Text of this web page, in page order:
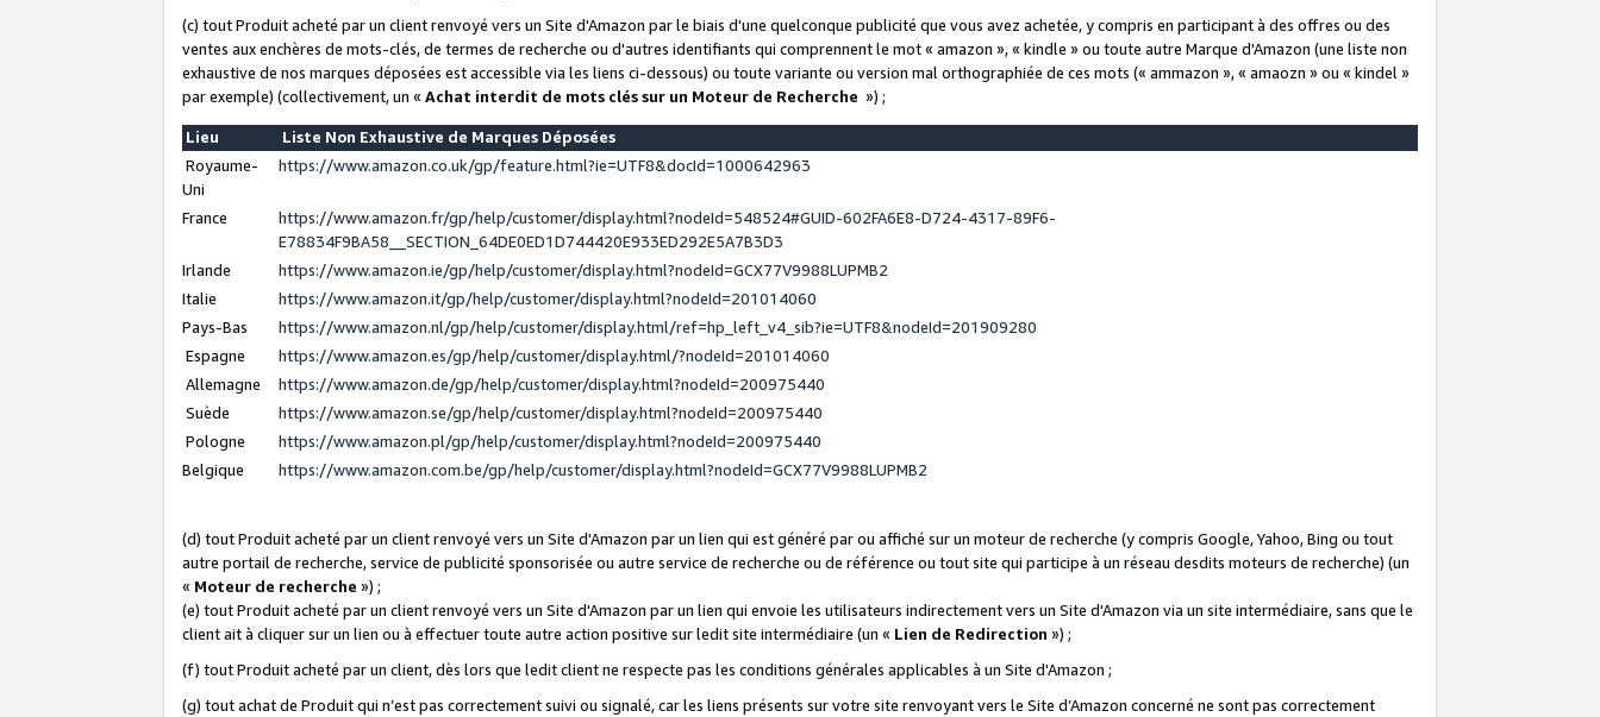
(c) tout Produit acheté par un client renvoyé vers un Site d'Amazon par le biais d'une quelconque publicité que vous avez achetée, y compris en participant à des offres ou des
ventes aux enchères de mots-clés, de termes de recherche ou d'autres identifiants qui comprennent le mot « amazon », « kindle » ou toute autre Marque d'Amazon (une liste non
exhaustive de nos marques déposées est accessible via les liens ci-dessous) ou toute variante ou version mal orthographiée de ces mots (« ammazon », « amaozn » ou « kindel »
par exemple) (collectivement, un « Achat interdit de mots clés sur un Moteur de Recherche ») ;
Lieu
Liste Non Exhaustive de Marques Déposées
Royaume-
Uni
https://www.amazon.co.uk/gp/feature.html?ie=UTF8&docId=1000642963
France
https://www.amazon.fr/gp/help/customer/display.html?nodeId=548524#GUID-602FA6E8-D724-4317-89F6-
E78834F9BA58__SECTION_64DE0ED1D744420E933ED292E5A7B3D3
Irlande
https://www.amazon.ie/gp/help/customer/display.html?nodeId=GCX77V9988LUPMB2
Italie
https://www.amazon.it/gp/help/customer/display.html?nodeId=201014060
Pays-Bas
https://www.amazon.nl/gp/help/customer/display.html/ref=hp_left_v4_sib?ie=UTF8&nodeId=201909280
Espagne
https://www.amazon.es/gp/help/customer/display.html/?nodeId=201014060
Allemagne
https://www.amazon.de/gp/help/customer/display.html?nodeId=200975440
Suède
https://www.amazon.se/gp/help/customer/display.html?nodeId=200975440
Pologne
https://www.amazon.pl/gp/help/customer/display.html?nodeId=200975440
Belgique
https://www.amazon.com.be/gp/help/customer/display.html?nodeId=GCX77V9988LUPMB2
(d) tout Produit acheté par un client renvoyé vers un Site d'Amazon par un lien qui est généré par ou affiché sur un moteur de recherche (y compris Google, Yahoo, Bing ou tout
autre portail de recherche, service de publicité sponsorisée ou autre service de recherche ou de référence ou tout site qui participe à un réseau desdits moteurs de recherche) (un
« Moteur de recherche ») ;
(e) tout Produit acheté par un client renvoyé vers un Site d'Amazon par un lien qui envoie les utilisateurs indirectement vers un Site d'Amazon via un site intermédiaire, sans que le
client ait à cliquer sur un lien ou à effectuer toute autre action positive sur ledit site intermédiaire (un « Lien de Redirection ») ;
(f) tout Produit acheté par un client, dès lors que ledit client ne respecte pas les conditions générales applicables à un Site d'Amazon ;
(g) tout achat de Produit qui n’est pas correctement suivi ou signalé, car les liens présents sur votre site renvoyant vers le Site d’Amazon concerné ne sont pas correctement